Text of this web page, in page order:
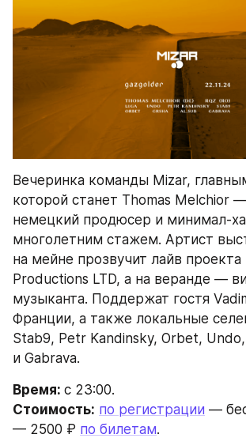
Вечеринка команды Mizar,
которой станет Thomas Melchior
немецкий продюсер и минимал-
многолетним стажем. Артист
на мейне прозвучит лайв
Productions LTD, а на веранде —
музыканта. Поддержат гостя
Франции, а также локальные
Stab9, Petr Kandinsky, Orbet,
и Gabrava.
Время: с 23:00.
Стоимость: по регистрации —
— 2500 ₽ по билетам.